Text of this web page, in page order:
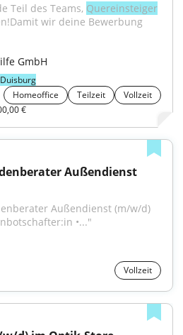
Teil des Teams, Quereinsteiger
wir deine Bewerbung
GmbH
Duisburg
Homeoffice
Teilzeit
Vollzeit
€
Außendienst
Außendienst (m/w/d)
•..."
Vollzeit